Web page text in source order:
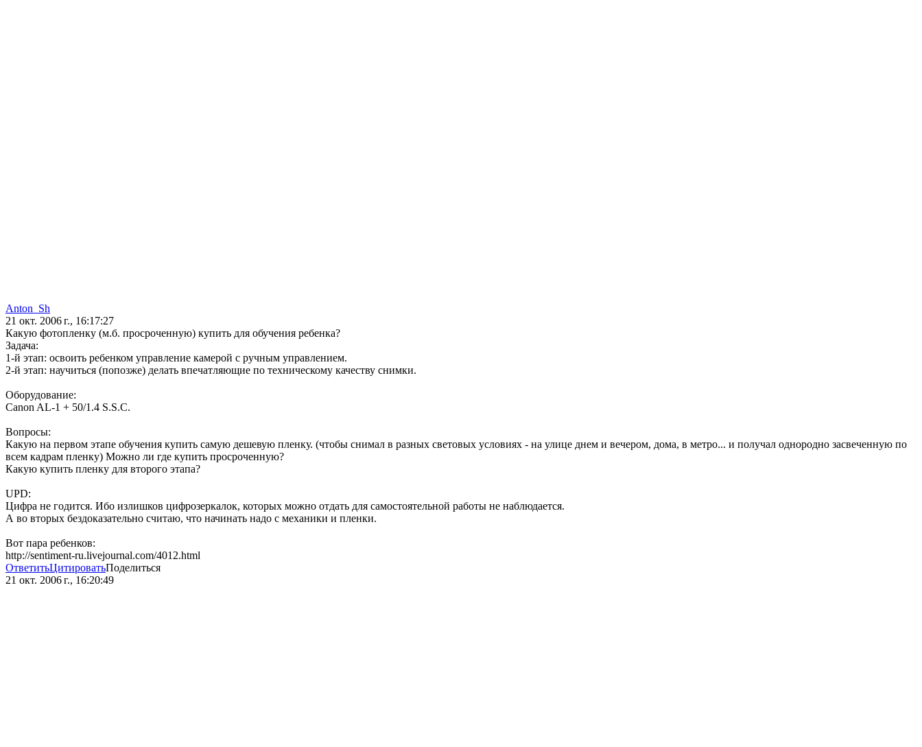
Anton_Sh
21 окт. 2006 г., 16:17:27
Какую фотопленку (м.б. просроченную) купить для обучения ребенка?
Задача:
1-й этап: освоить ребенком управление камерой с ручным управлением.
2-й этап: научиться (попозже) делать впечатляющие по техническому качеству снимки.
Оборудование:
Canon AL-1 + 50/1.4 S.S.C.
Вопросы:
Какую на первом этапе обучения купить самую дешевую пленку. (чтобы снимал в разных световых условиях - на улице днем и вечером, дома, в метро... и получал однородно засвеченную по
всем кадрам пленку) Можно ли где купить просроченную?
Какую купить пленку для второго этапа?
UPD:
Цифра не годится. Ибо излишков цифрозеркалок, которых можно отдать для самостоятельной работы не наблюдается.
А во вторых бездоказательно считаю, что начинать надо с механики и пленки.
Вот пара ребенков:
http://sentiment-ru.livejournal.com/4012.html
ОтветитьЦитироватьПоделиться
21 окт. 2006 г., 16:20:49